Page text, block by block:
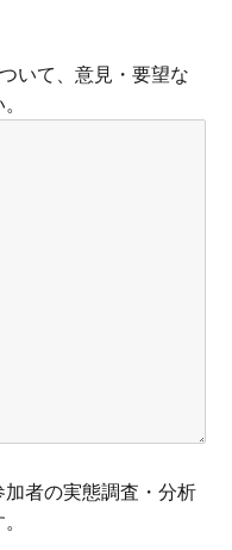
いて、意見・要望な
者の実態調査・分析